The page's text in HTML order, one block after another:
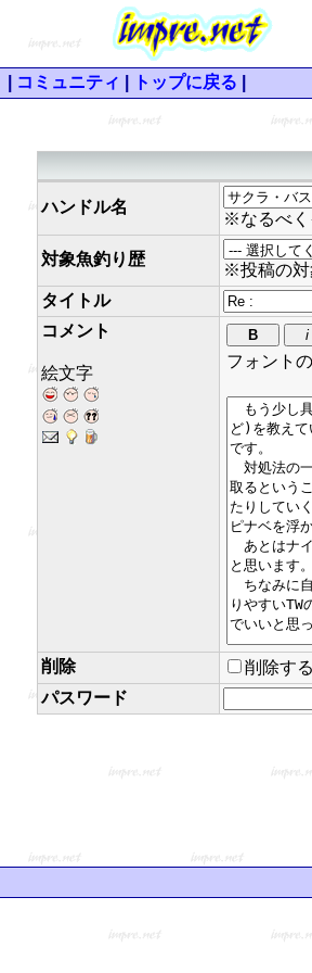
コミュニティ トップに戻る
ハンドル名
※なるべく
対象魚釣り歴
※投稿の対
タイトル
コメント
絵文字
フォント
削除
削除す
パスワード